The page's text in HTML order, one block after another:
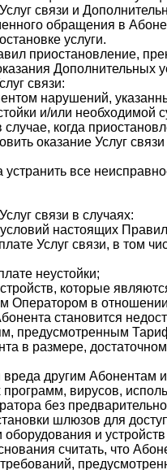
связи и
обращения в
услуги.
приостановление,
Дополнительных
связи:
нарушений,
и/или необходимой
когда
оказание Услуг
все
связи в случаях:
настоящих
Услуг связи, в том
неустойки;
которые
Оператором в отношении
становится
предусмотренным
в размере,
другим Абонентам
вирусов,
без
шлюзов для
и
считать, что